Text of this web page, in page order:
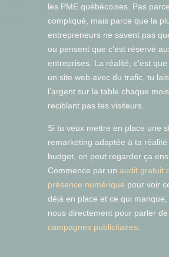
les PME québécoises. Pas
compliqué, mais parce que la
entrepreneurs ne savent pas
ou pensent que c’est réservé
entreprises. La réalité, c’est
un site web avec du trafic, tu
l’argent sur la table chaque
reciblant pas tes visiteurs.
Si tu veux mettre en place une
remarketing adaptée à ta réalité
budget, on peut regarder ça
Commence par un audit gratuit
présence numérique pour voir
déjà en place et ce qui
nous directement pour parler
campagnes publicitaires.